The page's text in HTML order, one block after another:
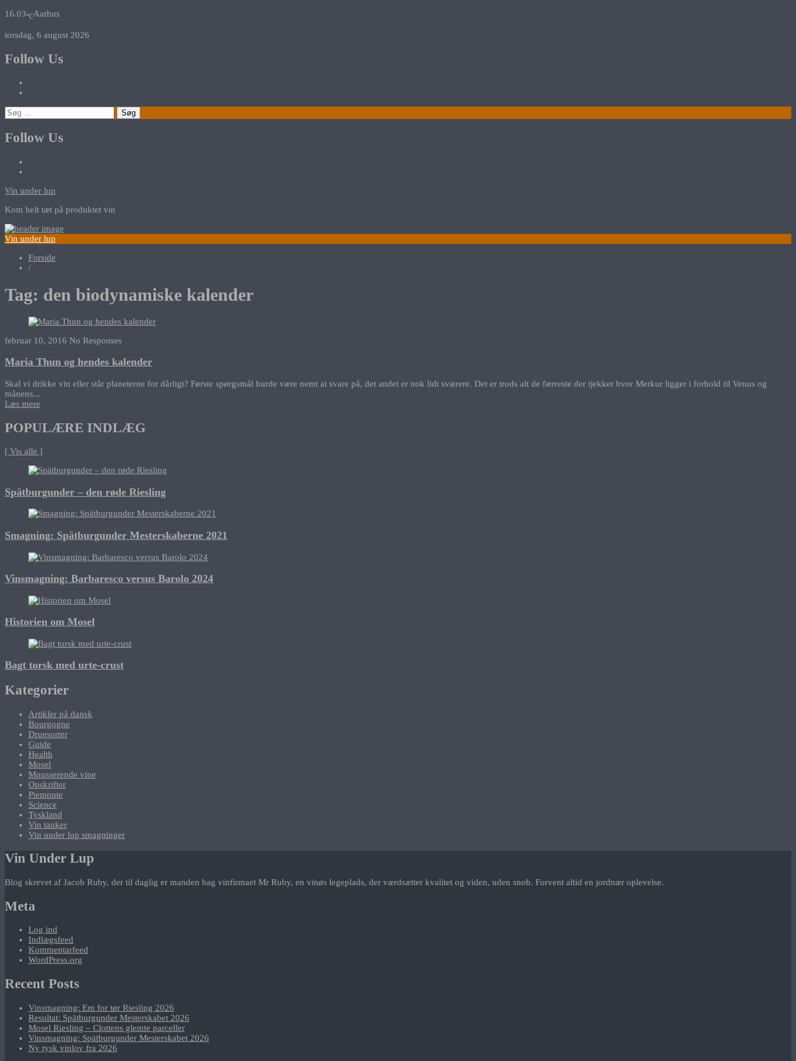
16.03℃Aarhus
torsdag, 6 august 2026
Follow Us
Søg
efter:
Follow Us
Vin under lup
Kom helt tæt på produktet vin
Vin under lup
Forside
/
Tag: den biodynamiske kalender
februar 10, 2016 No Responses
Maria Thun og hendes kalender
Skal vi drikke vin eller står planeterne for dårligt? Første spørgsmål burde være nemt at svare på, det andet er nok lidt sværere. Det er trods alt de færreste der tjekker hvor Merkur ligger i forhold til Venus og
månens...
Læs mere
POPULÆRE INDLÆG
[ Vis alle ]
Spätburgunder – den røde Riesling
Smagning: Spätburgunder Mesterskaberne 2021
Vinsmagning: Barbaresco versus Barolo 2024
Historien om Mosel
Bagt torsk med urte-crust
Kategorier
Artikler på dansk
Bourgogne
Druesorter
Guide
Health
Mosel
Mousserende vine
Opskrifter
Piemonte
Science
Tyskland
Vin tanker
Vin under lup smagninger
Vin Under Lup
Blog skrevet af Jacob Ruby, der til daglig er manden bag vinfirmaet Mr Ruby, en vinøs legeplads, der værdsætter kvalitet og viden, uden snob. Forvent altid en jordnær oplevelse.
Meta
Log ind
Indlægsfeed
Kommentarfeed
WordPress.org
Recent Posts
Vinsmagning: Em for tør Riesling 2026
Resultat: Spätburgunder Mesterskabet 2026
Mosel Riesling – Clottens glemte parceller
Vinsmagning: Spätburgunder Mesterskabet 2026
Ny tysk vinlov fra 2026